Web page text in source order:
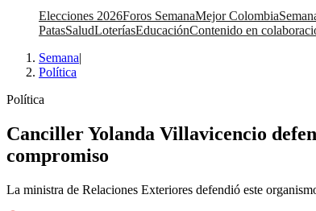
Elecciones 2026Foros SemanaMejor Colombia
PatasSaludLoteríasEducaciónContenido en
Semana|
Política
Política
Canciller Yolanda Villavicencio
compromiso
La ministra de Relaciones Exteriores defendió este